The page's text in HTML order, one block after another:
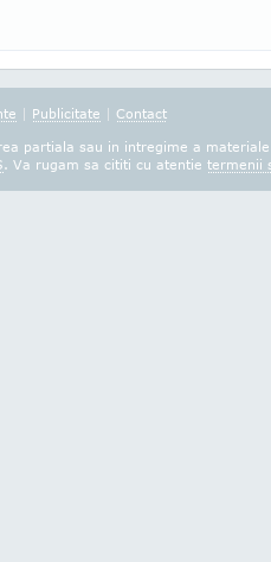
| Publicitate | Contact
partiala sau in intregime a
. Va rugam sa cititi cu atentie termenii